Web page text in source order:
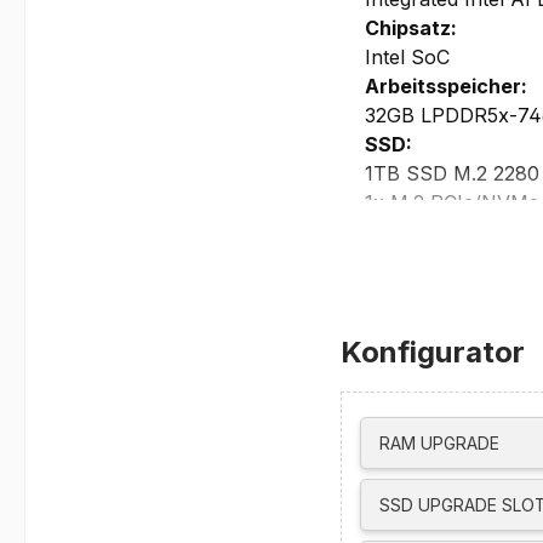
Chipsatz:
Intel SoC
Arbeitsspeicher:
32GB LPDDR5x-
SSD:
1TB SSD M.2
1x M.2 PCIe/
16” Display anti-
Blue Light, X-Rite
Grafikkarte:
FXAA / TXAA
Maximale
3x
Konfigurator
RAM UPGRADE
SSD UPGRADE